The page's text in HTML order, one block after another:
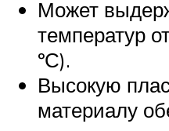
Может
температур
ºС).
Высокую
материалу